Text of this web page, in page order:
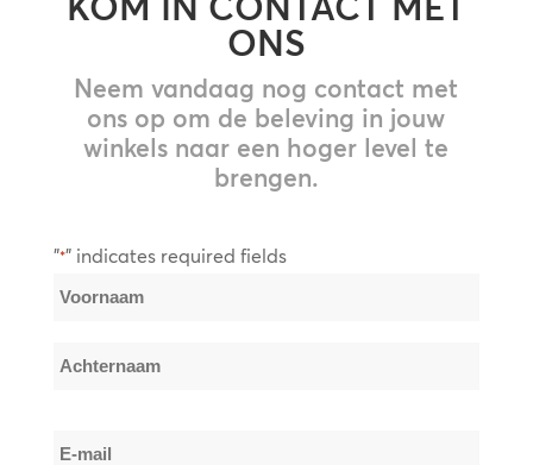
ONS
Neem vandaag nog contact met
ons op om de beleving in jouw
winkels naar een hoger level te
brengen.
"*" indicates required fields
Naam
E-